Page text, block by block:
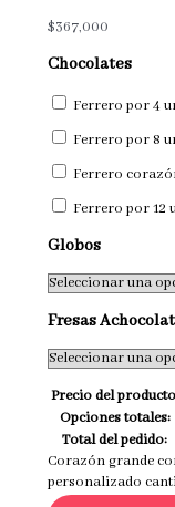
$367,000
Chocolates
Ferrero por 4
Ferrero por 8
Ferrero
Ferrero por 12
Globos
Fresas
Precio del
Opciones totales:
Total del pedido:
Corazón grande
personalizado